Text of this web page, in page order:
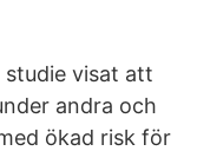
studie visat att
andra och
ökad risk för